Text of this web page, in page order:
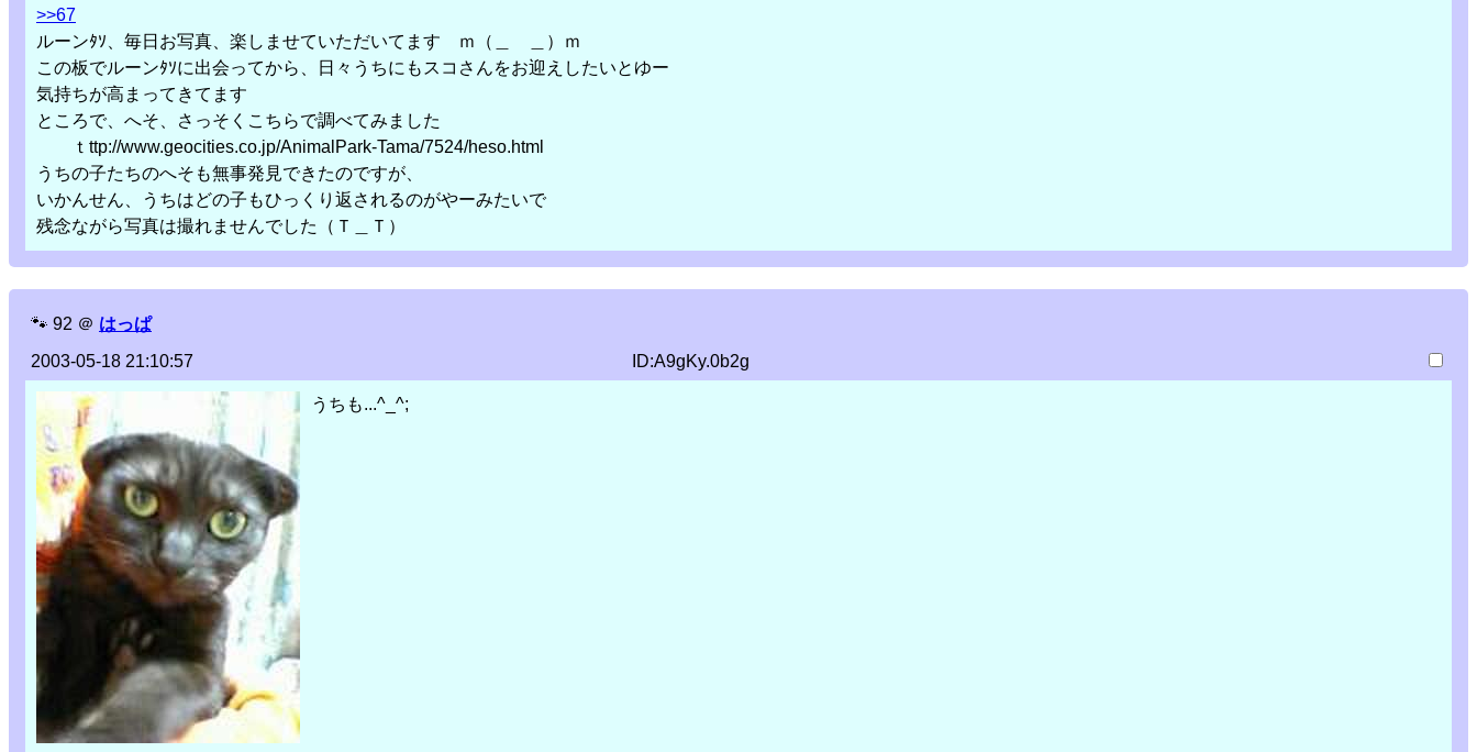
>>67
ルーンﾀｿ、毎日お写真、楽しませていただいてます ｍ（＿ ＿）ｍ
この板でルーンﾀｿに出会ってから、日々うちにもスコさんをお迎えしたいとゆー
気持ちが高まってきてます
ところで、へそ、さっそくこちらで調べてみました
ｔttp://www.geocities.co.jp/AnimalPark-Tama/7524/heso.html
うちの子たちのへそも無事発見できたのですが、
いかんせん、うちはどの子もひっくり返されるのがやーみたいで
残念ながら写真は撮れませんでした（Ｔ＿Ｔ）
🐾 92 ＠ はっぱ
2003-05-18 21:10:57
ID:A9gKy.0b2g
うちも...^_^;